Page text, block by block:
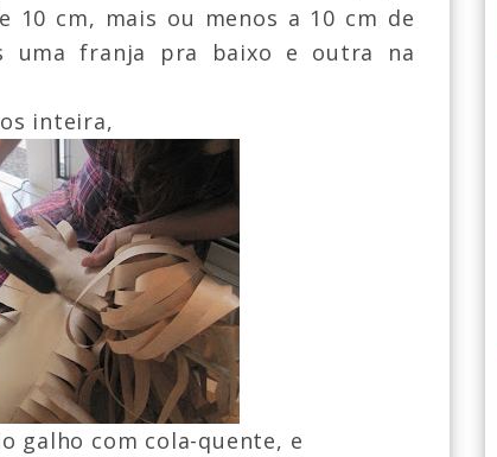
10 cm, mais ou menos a 10 cm de
uma franja pra baixo e outra na
inteira,
galho com cola-quente, e